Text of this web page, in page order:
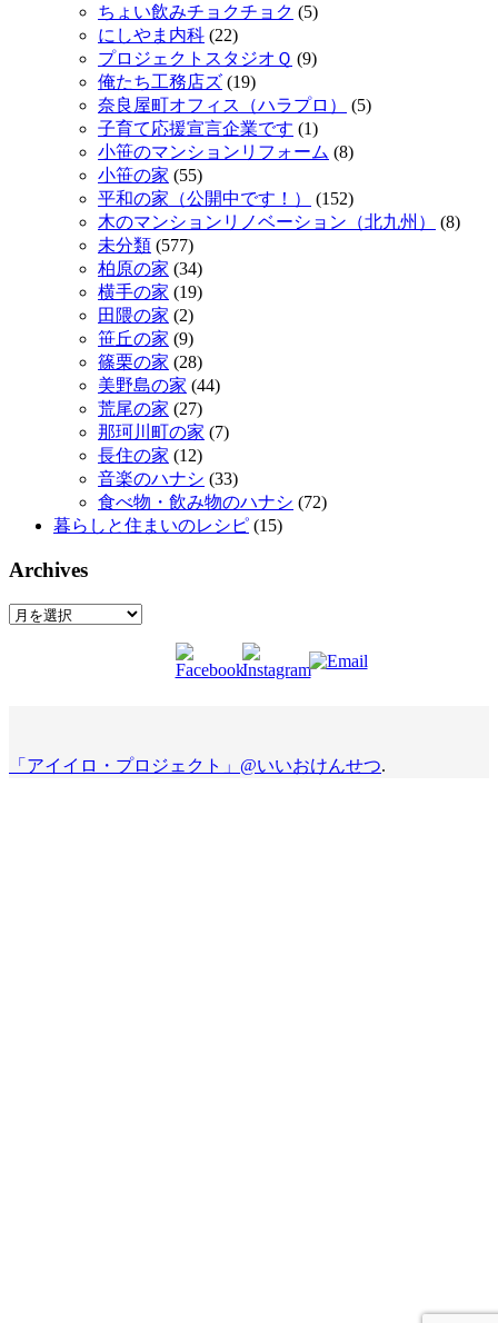
ちょい飲みチョクチョク (5)
にしやま内科 (22)
プロジェクトスタジオＱ (9)
俺たち工務店ズ (19)
奈良屋町オフィス（ハラプロ）
(5)
子育て応援宣言企業です (1)
小笹のマンションリフォーム (8)
小笹の家 (55)
平和の家（公開中です！）
(152)
木のマンションリノベーション（北九州）
(8)
未分類 (577)
柏原の家 (34)
横手の家 (19)
田隈の家 (2)
笹丘の家 (9)
篠栗の家 (28)
美野島の家 (44)
荒尾の家 (27)
那珂川町の家 (7)
長住の家 (12)
音楽のハナシ (33)
食べ物・飲み物のハナシ (72)
暮らしと住まいのレシピ (15)
Archives
Archives
「アイイロ・プロジェクト」@いいおけんせつ.